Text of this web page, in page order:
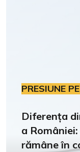
PRESIUNE
Diferența
a
rămâne în